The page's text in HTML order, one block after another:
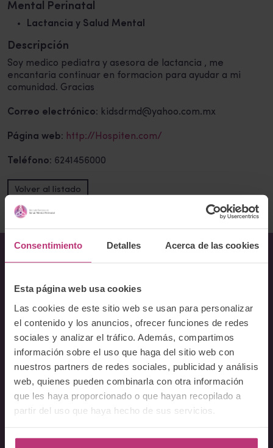
Consentimiento Detalles Acerca de las cookies
Esta página web usa cookies
Las cookies de este sitio web se usan para personalizar
el contenido y los anuncios, ofrecer funciones de redes
sociales y analizar el tráfico. Además, compartimos
información sobre el uso que haga del sitio web con
nuestros partners de redes sociales, publicidad y análisis
web, quienes pueden combinarla con otra información
que les haya proporcionado o que hayan recopilado a
partir del uso que haya hecho de sus servicios.
Mental Perinatal
Lactancia y Salud Mental
Descripción
Soy medico pediatra y asesora de lactancia , me
encantaria continuar en formacion para ayudar a mi
comunidad. Gracias
Correo electrónico: kidsdrmd@yahoo.com.mx
Página web: http://Hospiten.com/
Teléfono: 6241456000
Volver al listado
Equipo
Docentes
Preguntas frecuentes
Cursos
Conferencia Neurociencia de la Lactancia y aplicaciones
Fundamentos en Salud Mental Perinatal